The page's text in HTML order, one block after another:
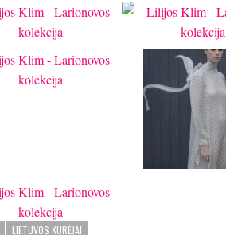
LIETUVOS KŪRĖJAI